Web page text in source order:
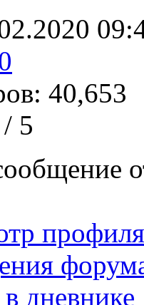
40,653
5
профиля
дневнике